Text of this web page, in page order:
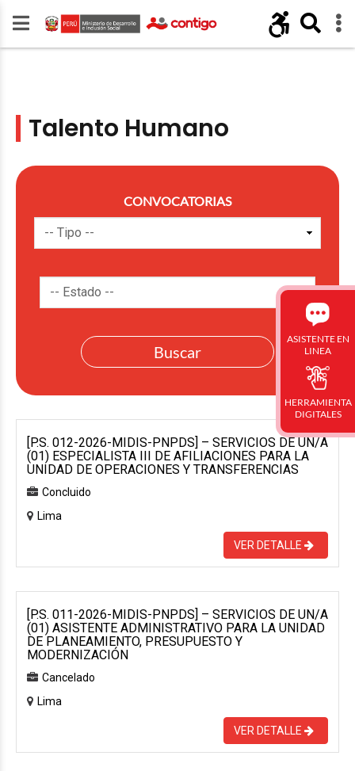
Talento Humano
CONVOCATORIAS
[P.S. 012-2026-MIDIS-PNPDS] – SERVICIOS DE UN/A
(01) ESPECIALISTA III DE AFILIACIONES PARA LA
UNIDAD DE OPERACIONES Y TRANSFERENCIAS
Concluido
Lima
VER DETALLE
[P.S. 011-2026-MIDIS-PNPDS] – SERVICIOS DE UN/A
(01) ASISTENTE ADMINISTRATIVO PARA LA UNIDAD
DE PLANEAMIENTO, PRESUPUESTO Y
MODERNIZACIÓN
Cancelado
Lima
VER DETALLE
ASISTENTE EN
LINEA
HERRAMIENTA
DIGITALES